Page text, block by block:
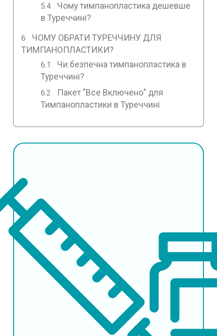
Чому тимпанопластика дешевше
в Туреччині?
ЧОМУ ОБРАТИ ТУРЕЧЧИНУ ДЛЯ
ТИМПАНОПЛАСТИКИ?
Чи безпечна тимпанопластика в
Туреччині?
Пакет "Все Включено" для
Тимпанопластики в Туреччині